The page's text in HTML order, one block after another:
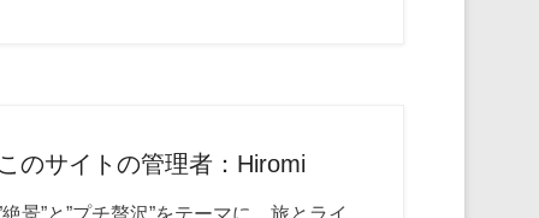
のサイトの管理者：Hiromi